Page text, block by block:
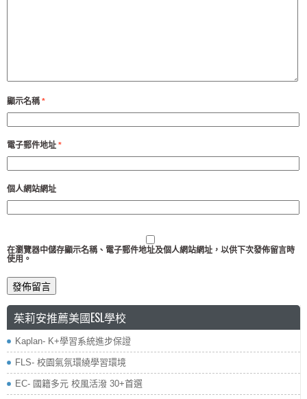
顯示名稱 *
電子郵件地址 *
個人網站網址
在瀏覽器中儲存顯示名稱、電子郵件地址及個人網站網址，以供下次發佈留言時
使用。
茱莉安推薦美國ESL學校
Kaplan- K+學習系統進步保證
FLS- 校園氣氛環繞學習環境
EC- 國籍多元 校風活潑 30+首選